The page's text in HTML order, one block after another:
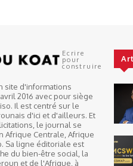
Ecrire
pour
construire
site d'informations
2016 avec pour siège
Il est centré sur le
d'ici et d'ailleurs. Et
le journal se
Afrique Centrale, Afrique
Sa ligne éditoriale est
du bien-être social, la
et de l'Afrique, à